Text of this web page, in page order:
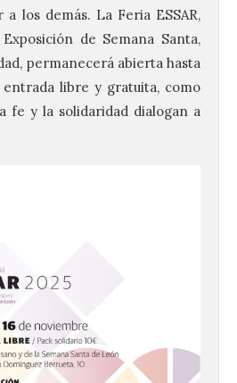
los demás. La Feria ESSAR,
de Semana Santa,
permanecerá abierta hasta
entrada libre y gratuita, como
fe y la solidaridad dialogan a